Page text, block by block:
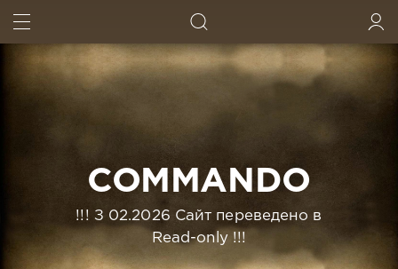
COMMANDO
!!! З 02.2026 Сайт переведено в
Read-only !!!